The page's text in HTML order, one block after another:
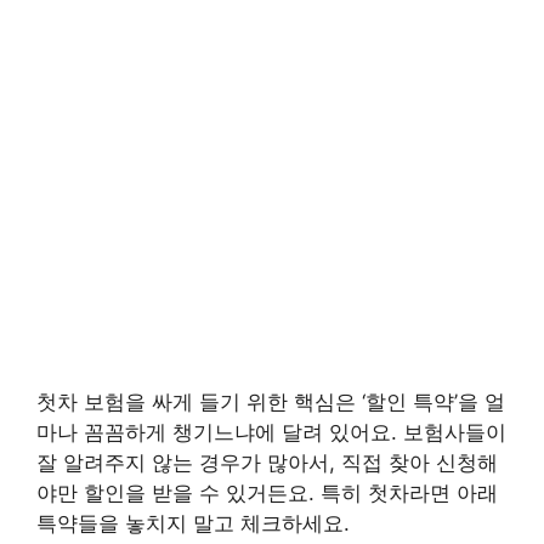
첫차 보험을 싸게 들기 위한 핵심은 ‘할인 특약’을 얼
마나 꼼꼼하게 챙기느냐에 달려 있어요. 보험사들이
잘 알려주지 않는 경우가 많아서, 직접 찾아 신청해
야만 할인을 받을 수 있거든요. 특히 첫차라면 아래
특약들을 놓치지 말고 체크하세요.